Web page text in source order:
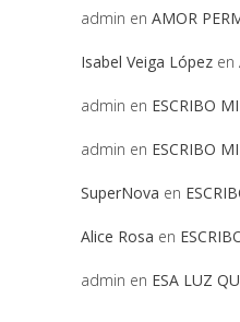
admin en AMOR
Isabel Veiga López en
admin en ESCRIBO
admin en ESCRIBO
SuperNova en
Alice Rosa en
admin en ESA LUZ